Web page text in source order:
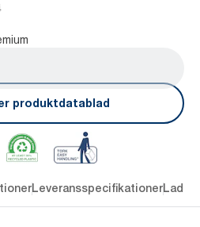
produktdatablad
LeveransspecifikationerLadda